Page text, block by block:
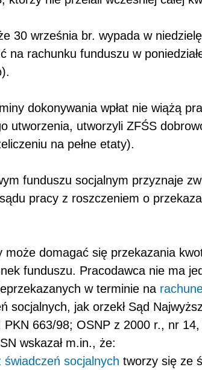
30 września br. wypada w
na rachunku funduszu w
dokonywania wpłat nie wiążą
utworzenia, utworzyli ZFŚS
na pełne etaty).
funduszu socjalnym przyznaje
pracy z roszczeniem o
może domagać się przekazania
funduszu. Pracodawca nie ma
w terminie na
socjalnych, jak orzekł Sąd
663/98; OSNP z 2000 r., nr
wskazał m.in., że:
świadczeń socjalnych tworzy się ze